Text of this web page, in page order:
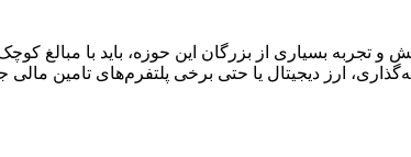
ارز دیجیتال یا حتی برخی پلتفرم‌های تامین